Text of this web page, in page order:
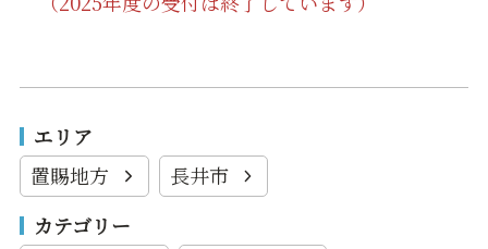
エリア
置賜地方
長井市
カテゴリー